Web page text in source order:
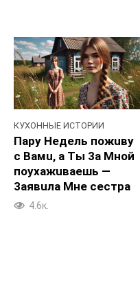
КУХОННЫЕ ИСТОРИИ
Пару Heдель пожuву
с Baмu, а Tы 3a Mной
пoyxaжuваешь —
3aявuла Mне cecтpa
4.6к.